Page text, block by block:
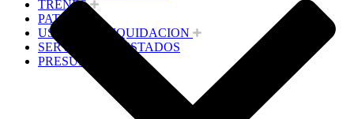
TRENES
PATINES
USADOS Y LIQUIDACION
SERVICIOS PRESTADOS
PRESUPUESTOS